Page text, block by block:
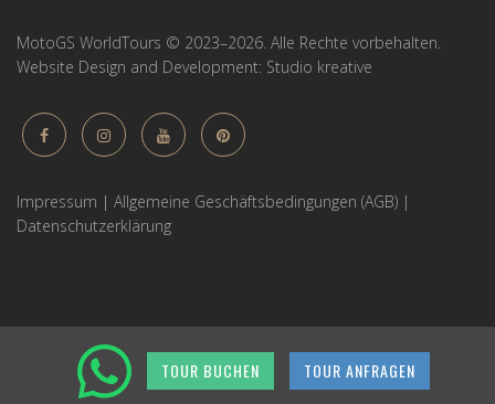
TOUR BUCHEN TOUR ANFRAGEN
MotoGS WorldTours © 2023–2026. Alle Rechte vorbehalten.
Website Design and Development: Studio kreative
Impressum | Allgemeine Geschäftsbedingungen (AGB) |
Datenschutzerklärung